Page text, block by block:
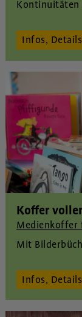
Kontinuitäten
Infos,
Koffer
Medienkoffer
Mit
Infos,